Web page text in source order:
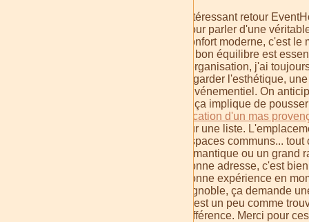
Intéressant retour
pour parler d'une
confort moderne, c'est
le bon équilibre est
l'organisation, j'ai
regarder l'esthétique,
l'événementiel. On
si ça implique de
location d'un mas
sur une liste.
espaces communs...
romantique ou un grand
bonne adresse, c'est
bonne expérience en
vignoble, ça demande
C'est un peu comme
différence. Merci pour